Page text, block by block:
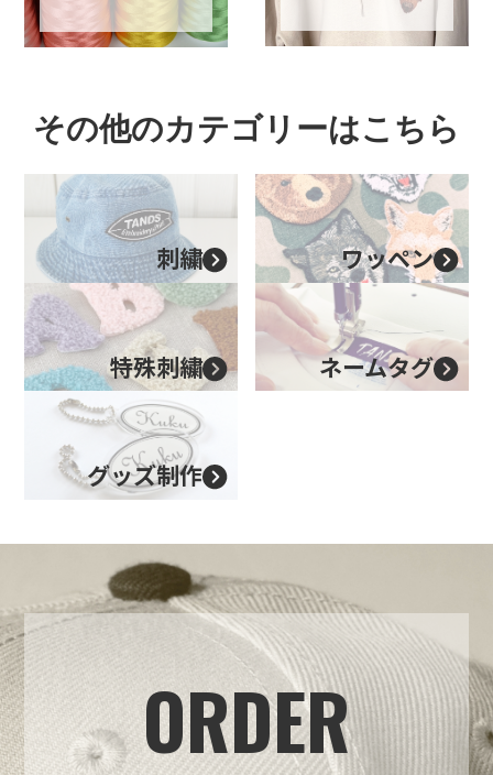
その他のカテゴリーはこちら
刺繍 ワッペン
特殊刺繍 ネームタグ
グッズ制作
ORDER